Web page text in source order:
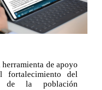
de apoyo
fortalecimiento del
de la población